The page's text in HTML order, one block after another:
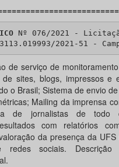
Nº 076/2021 -
2021-51 -
de serviço de
de sites, blogs, impressos e
o Brasil; Sistema de envio
Mailing da imprensa
de jornalistas de todo
com relatórios
da presença da
redes sociais. Descrição